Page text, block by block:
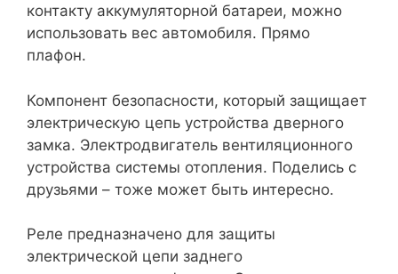
контакту аккумуляторной батареи, можно
использовать вес автомобиля. Прямо
плафон.
Компонент безопасности, который защищает
электрическую цепь устройства дверного
замка. Электродвигатель вентиляционного
устройства системы отопления. Поделись с
друзьями – тоже может быть интересно.
Реле предназначено для защиты
электрической цепи заднего